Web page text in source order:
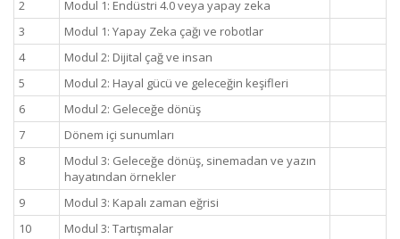
2
Modul 1: Endüstri 4.0 veya yapay zeka
3
Modul 1: Yapay Zeka çağı ve robotlar
4
Modul 2: Dijital çağ ve insan
5
Modul 2: Hayal gücü ve geleceğin keşifleri
6
Modul 2: Geleceğe dönüş
7
Dönem içi sunumları
8
Modul 3: Geleceğe dönüş, sinemadan ve yazın
hayatından örnekler
9
Modul 3: Kapalı zaman eğrisi
10
Modul 3: Tartışmalar